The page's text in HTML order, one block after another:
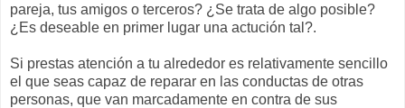
pareja, tus amigos o terceros? ¿Se trata de algo posible?
¿Es deseable en primer lugar una actución tal?.
Si prestas atención a tu alrededor es relativamente sencillo
el que seas capaz de reparar en las conductas de otras
personas, que van marcadamente en contra de sus